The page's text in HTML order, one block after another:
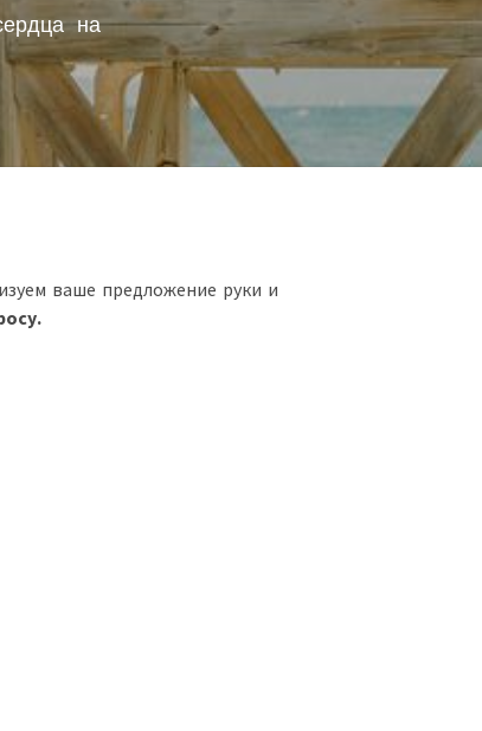
на
ваше предложение руки и